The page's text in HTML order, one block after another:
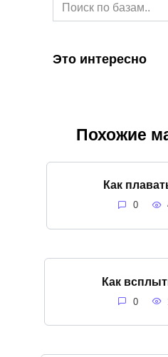
Это интересно
Похожие
Как
0
Как
0